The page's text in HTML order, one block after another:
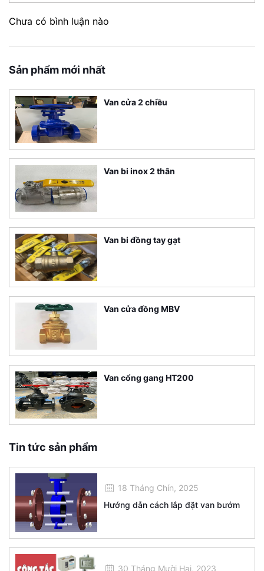
Chưa có bình luận nào
Sản phẩm mới nhất
Van cửa 2 chiều
Van bi inox 2 thân
Van bi đồng tay gạt
Van cửa đồng MBV
Van cổng gang HT200
Tin tức sản phẩm
18 Tháng Chín, 2025
Hướng dẫn cách lắp đặt van bướm
30 Tháng Mười Hai, 2023